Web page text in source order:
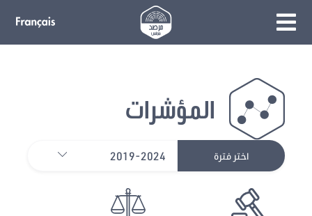
المؤشرات
اختر فترة 2019-2024